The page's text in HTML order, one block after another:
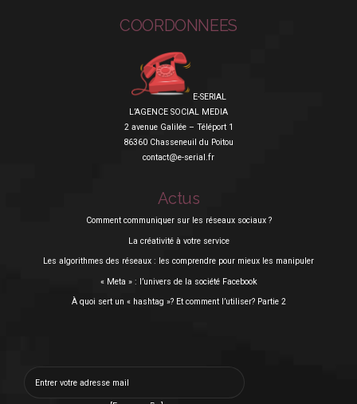
COORDONNEES
E-SERIAL
L’AGENCE SOCIAL MEDIA
2 avenue Galilée – Téléport 1
86360 Chasseneuil du Poitou
contact@e-serial.fr
Actus
Comment communiquer sur les réseaux sociaux ?
La créativité à votre service
Les algorithmes des réseaux : les comprendre pour mieux les manipuler
« Meta » : l’univers de la société Facebook
À quoi sert un « hashtag »? Et comment l’utiliser? Partie 2